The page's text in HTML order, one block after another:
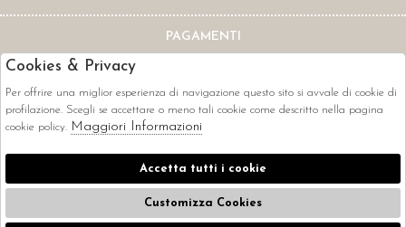
PAGAMENTI
CORRIERI
Cookies & Privacy
Per offrire una miglior esperienza di navigazione questo sito si avvale di cookie di
profilazione. Scegli se accettare o meno tali cookie come descritto nella pagina
cookie policy. Maggiori Informazioni
Accetta tutti i cookie
Customizza Cookies